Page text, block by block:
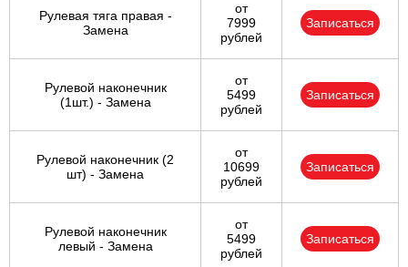
Рулевая тяга правая -
Замена
от
7999
рублей
Записаться
Рулевой наконечник
(1шт.) - Замена
от
5499
рублей
Записаться
Рулевой наконечник (2
шт) - Замена
от
10699
рублей
Записаться
Рулевой наконечник
левый - Замена
от
5499
рублей
Записаться